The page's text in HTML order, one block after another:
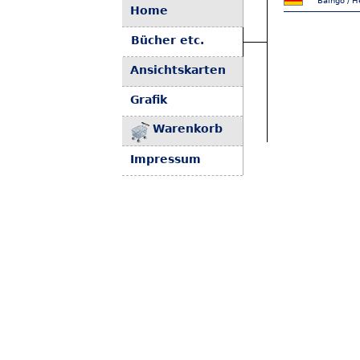
Home
Bücher etc.
Ansichtskarten
Grafik
Warenkorb
Impressum